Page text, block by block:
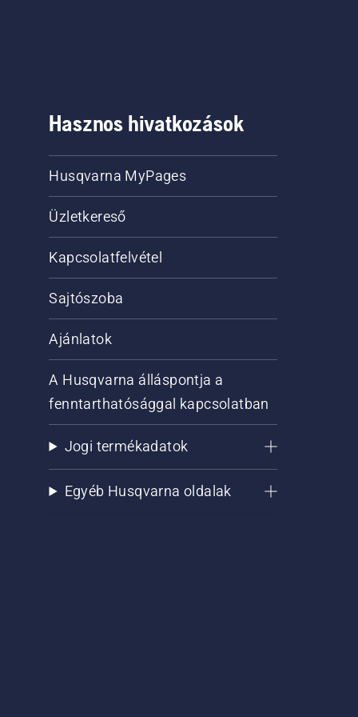
Hasznos hivatkozások
Husqvarna MyPages
Üzletkereső
Kapcsolatfelvétel
Sajtószoba
Ajánlatok
A Husqvarna álláspontja a
fenntarthatósággal kapcsolatban
Jogi termékadatok
Egyéb Husqvarna oldalak